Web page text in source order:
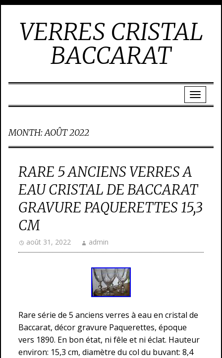
VERRES CRISTAL
BACCARAT
MONTH:AOÛT 2022
RARE 5 ANCIENS VERRES A
EAU CRISTAL DE BACCARAT
GRAVURE PAQUERETTES 15,3
CM
août 31, 2022 admin
Rare série de 5 anciens verres à eau en cristal de
Baccarat, décor gravure Paquerettes, époque
vers 1890. En bon état, ni fêle et ni éclat. Hauteur
environ: 15,3 cm, diamètre du col du buvant: 8,4